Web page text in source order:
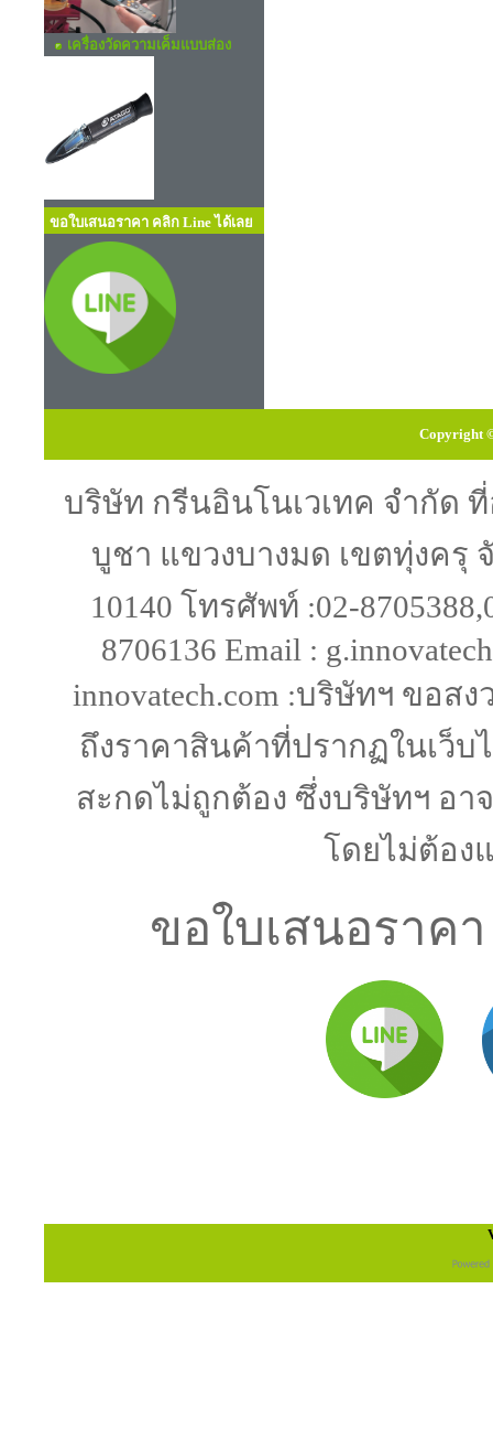
เครื่องวัดความเค็มแบบส่อง
ขอใบเสนอราคา คลิก Line ได้เลย
Copyright
บริษัท กรีนอินโนเวเทค จำกัด
บูชา แขวงบางมด เขตทุ่งครุ
10140 โทรศัพท์ :02-
8706136 Email :
innovatech.com :บริษัทฯ ขอ
ถึงราคาสินค้าที่ปรากฏในเว็
สะกดไม่ถูกต้อง ซึ่งบริษัทฯ อา
โดยไม่ต้อง
ขอใบเสนอราค